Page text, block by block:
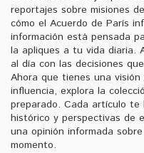
reportajes sobre misiones
cómo el Acuerdo de París
información está pensada
la apliques a tu vida diaria.
al día con las decisiones
Ahora que tienes una
influencia, explora la
preparado. Cada artículo
histórico y perspectivas de
una opinión informada
momento.